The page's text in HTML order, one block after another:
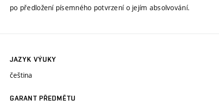
po předložení písemného potvrzení o jejím absolvování.
JAZYK VÝUKY
čeština
GARANT PŘEDMĚTU